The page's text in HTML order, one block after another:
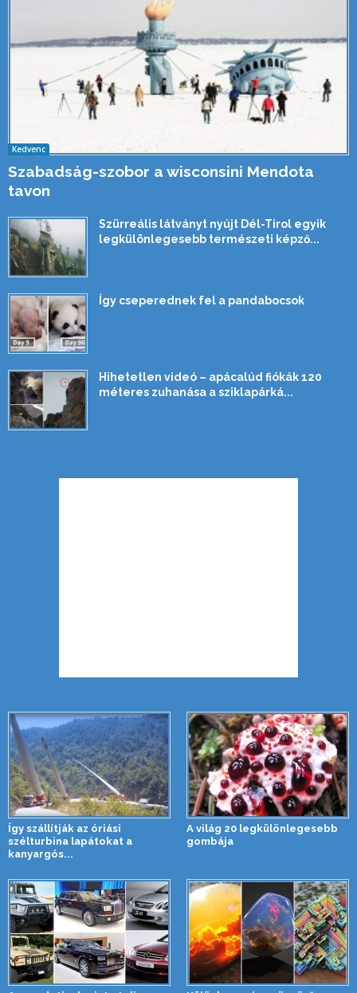
Kedvenc
Szabadság-szobor a wisconsini Mendota
tavon
Szürreális látványt nyújt Dél-Tirol egyik
legkülönlegesebb természeti képző...
Így cseperednek fel a pandabocsok
Hihetetlen videó – apácalúd fiókák 120
méteres zuhanása a sziklapárká...
Így szállítják az óriási
szélturbina lapátokat a
kanyargós...
A világ 20 legkülönlegesebb
gombája